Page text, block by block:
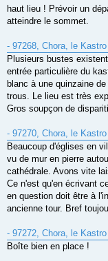
haut lieu ! Prévoir un
atteindre le sommet.
- 97268, Chora, le
Plusieurs bustes
entrée particulière du
blanc à une quinzaine
trous. Le lieu est très
Gros soupçon de
- 97270, Chora, le
Beaucoup d'églises en
vu de mur en pierre
cathédrale. Avons vite
Ce n'est qu'en écrivant
en question doit être à
ancienne tour. Bref
- 97272, Chora, le
Boîte bien en place !